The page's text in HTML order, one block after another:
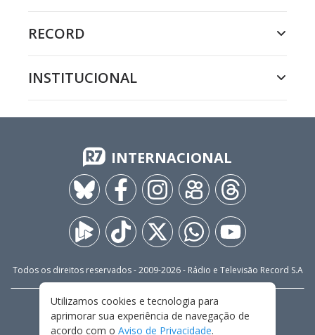
RECORD
INSTITUCIONAL
INTERNACIONAL
Todos os direitos reservados - 2009-2026- Rádio e Televisão Record S.A
FALE CONOSCO
PRIVACIDADE
TERMOS E CONDIÇÕES DE USO
Utilizamos cookies e tecnologia para
aprimorar sua experiência de navegação de
acordo com o Aviso de Privacidade.